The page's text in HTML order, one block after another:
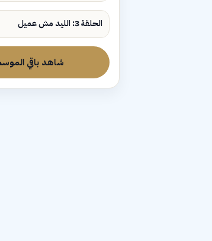
الحلقة 3: الليد مش عميل
شاهد باقي